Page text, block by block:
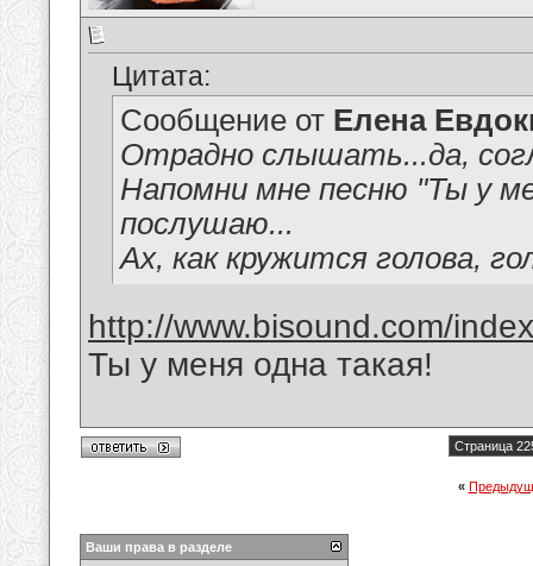
Цитата:
Сообщение от Елена
Отрадно слышать...да,
Напомни мне песню "Ты у
послушаю...
Ах, как кружится голова,
http://www.bisound.com/
Ты у меня одна такая!
Страница
«
Ваши права в разделе